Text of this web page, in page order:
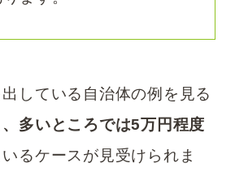
している自治体の例を見る
多いところでは5万円程度
るケースが見受けられま